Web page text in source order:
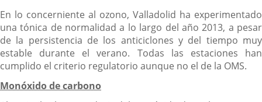
En lo concerniente al ozono, Valladolid ha experimentado
una tónica de normalidad a lo largo del año 2013, a pesar
de la persistencia de los anticiclones y del tiempo muy
estable durante el verano. Todas las estaciones han
cumplido el criterio regulatorio aunque no el de la OMS.
Monóxido de carbono